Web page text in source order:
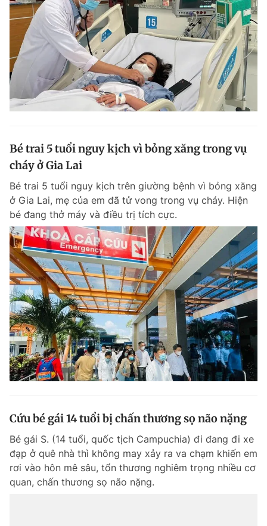
Theo dõi báo trên
Hotline
0906 645 777
Liên hệ quảng cáo
0908 780 404
Đặt báo Quảng cáo RSS Tòa soạn Chính sách bảo
Tổng biên tập: Nguyễn Ngọc Toàn
Phó tổng biên tập: Trần Việt Hưng
Tổng thư ký tòa soạn: Đức Trung
Giấy phép xuất bản số 110/GP - BTTTT cấp ngày 24.3.2020
© 2003-2026 Bản quyền thuộc về Báo Thanh Niên. Cấm sao chép
dưới mọi hình thức nếu không có sự chấp thuận bằng văn bản.
Phát triển bởi ePi Technologies, JSC.
Bé trai 5 tuổi nguy kịch vì bỏng xăng trong vụ
cháy ở Gia Lai
Bé trai 5 tuổi nguy kịch trên giường bệnh vì bỏng xăng
ở Gia Lai, mẹ của em đã tử vong trong vụ cháy. Hiện
bé đang thở máy và điều trị tích cực.
Cứu bé gái 14 tuổi bị chấn thương sọ não nặng
Bé gái S. (14 tuổi, quốc tịch Campuchia) đi đang đi xe
đạp ở quê nhà thì không may xảy ra va chạm khiến em
rơi vào hôn mê sâu, tổn thương nghiêm trọng nhiều cơ
quan, chấn thương sọ não nặng.